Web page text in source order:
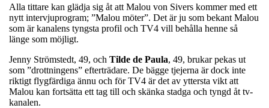
Alla tittare kan glädja sig åt att Malou von Sivers kommer med ett
nytt intervjuprogram; ”Malou möter”. Det är ju som bekant Malou
som är kanalens tyngsta profil och TV4 vill behålla henne så
länge som möjligt.
Jenny Strömstedt, 49, och Tilde de Paula, 49, brukar pekas ut
som ”drottningens” efterträdare. De bägge tjejerna är dock inte
riktigt flygfärdiga ännu och för TV4 är det av yttersta vikt att
Malou kan fortsätta ett tag till och skänka stadga och tyngd åt tv-
kanalen.